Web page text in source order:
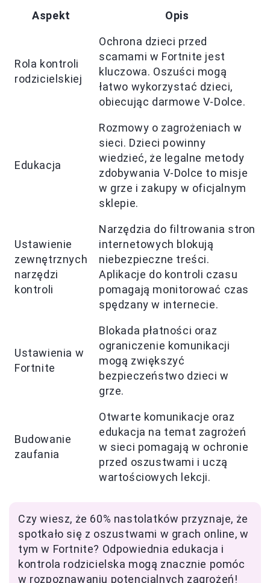
Aspekt Opis
Rola kontroli
rodzicielskiej
Ochrona dzieci przed
scamami w Fortnite jest
kluczowa. Oszuści mogą
łatwo wykorzystać dzieci,
obiecując darmowe V-Dolce.
Edukacja
Rozmowy o zagrożeniach w
sieci. Dzieci powinny
wiedzieć, że legalne metody
zdobywania V-Dolce to misje
w grze i zakupy w oficjalnym
sklepie.
Ustawienie
zewnętrznych
narzędzi
kontroli
Narzędzia do filtrowania stron
internetowych blokują
niebezpieczne treści.
Aplikacje do kontroli czasu
pomagają monitorować czas
spędzany w internecie.
Ustawienia w
Fortnite
Blokada płatności oraz
ograniczenie komunikacji
mogą zwiększyć
bezpieczeństwo dzieci w
grze.
Budowanie
zaufania
Otwarte komunikacje oraz
edukacja na temat zagrożeń
w sieci pomagają w ochronie
przed oszustwami i uczą
wartościowych lekcji.
Czy wiesz, że 60% nastolatków przyznaje, że
spotkało się z oszustwami w grach online, w
tym w Fortnite? Odpowiednia edukacja i
kontrola rodzicielska mogą znacznie pomóc
w rozpoznawaniu potencjalnych zagrożeń!